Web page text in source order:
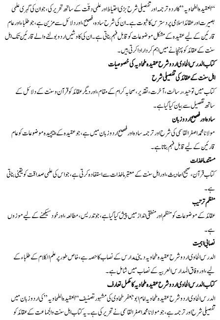
“العقيدہ الطحاويہ” کا اردو ترجمہ اور تفصيلی شرح بڑی احتياط اور علمی دقّت کے ساتھ تحرير کی، جو ان کی گہری علمی
بصيرت اور عقائد اسلامی پر دسترس کا ثبوت ہے۔ ان کی شرح سادہ، فصيح، اور دلائل سے مزين ہے، جو طلباء اور عام
قارئين کے ليے عقيدہ کے مشکل موضوعات کو قابل فہم بناتی ہے۔ ان کی کاوشيں اردو بولنے والے قارئين تک اہل
سنت کے عقائد کو پہنچانے ميں اہم کردار ادا کرتی ہيں۔
کتاب الدرس الحاوی اردو شرح عقيدہ طحاويہ کی خصوصيات
اہل سنت کے عقائد کی تفصيلی شرح
کتاب ميں توحيد، رسالت، آخرت، تقدير، صحابہ کرام کے مقام، اور ديگر عقائد کو قرآن و سنت کے دلائل کے
ساتھ تفصيل سے بيان کيا گيا ہے۔
سادہ اور فصيح اردو زبان
مولانا محمد اصغر القاسمی کی شرح اور ترجمہ سادہ اور فصيح اردو زبان ميں ہے، جو عقيدہ کے پيچيدہ موضوعات کو عام
قارئين کے ليے قابل فہم بناتا ہے۔
مستند ماخذات
کتاب قرآن، صحيح احاديث، اور اہل سنت کے معتبر ماخذات سے استفادہ کرتی ہے، جو اس کی علمی صداقت کو يقينی بناتی
ہے۔
منظم ترتيب
عقائد کے موضوعات کو منظم اور منطقی انداز ميں پيش کيا گيا ہے، جو تدریس، مطالعہ، اور خود سيکھنے کے ليے موزوں
ہے۔
نصابی اہميت
الدرس الحاوی اردو شرح عقيدہ طحاويہ ديني مدارس کے نصاب کا حصہ ہے، خاص طور پر علم الکلام کے طلباء کے
ليے، اور وفاق المدارس العربيہ کے نصاب ميں شامل ہے۔
کتاب الدرس الحاوی اردو شرح عقيدہ طحاويہ کا مکمل تعارف
الدرس الحاوی اردو شرح عقيدہ طحاويہ امام ابو جعفر طحاوی کی مشہور تصنيف “العقيدہ الطحاويہ” کی اردو زبان ميں
تفصيلی شرح اور ترجمہ ہے، جو مولانا محمد اصغر القاسمی نے تحرير کی ہے۔ يہ کتاب اہل سنت و الجماعت کے عقائد کو